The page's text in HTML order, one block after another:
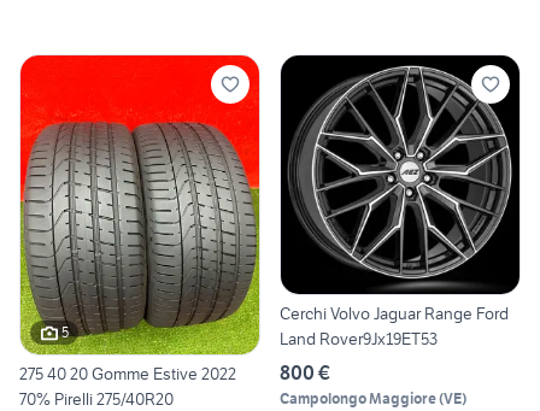
5
275 40 20 Gomme Estive 2022
70% Pirelli 275/40R20
Cerchi Volvo Jaguar Range Ford
Land Rover9Jx19ET53
800 €
Campolongo Maggiore(VE)